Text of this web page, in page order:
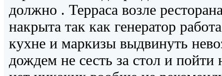
должно . Терраса возле
накрыта так как генератор
кухне и маркизы выдвинуть
дождем не сесть за стол и пойти